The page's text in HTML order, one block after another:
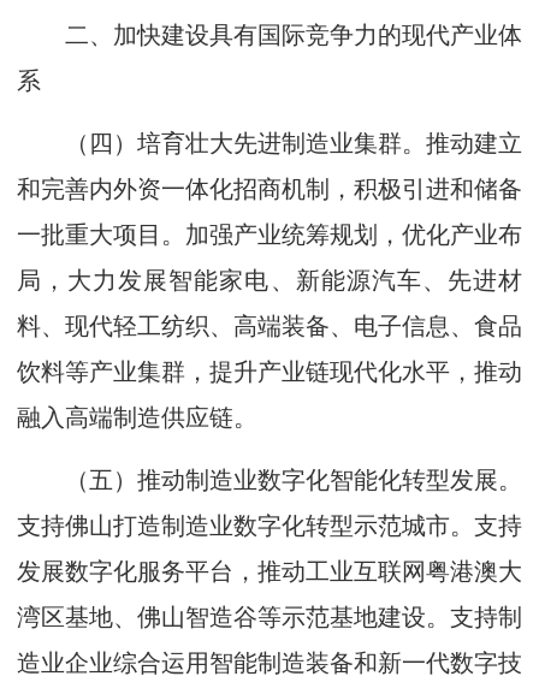
二、加快建设具有国际竞争力的现代产业体
系
（四）培育壮大先进制造业集群。推动建立
和完善内外资一体化招商机制，积极引进和储备
一批重大项目。加强产业统筹规划，优化产业布
局，大力发展智能家电、新能源汽车、先进材
料、现代轻工纺织、高端装备、电子信息、食品
饮料等产业集群，提升产业链现代化水平，推动
融入高端制造供应链。
（五）推动制造业数字化智能化转型发展。
支持佛山打造制造业数字化转型示范城市。支持
发展数字化服务平台，推动工业互联网粤港澳大
湾区基地、佛山智造谷等示范基地建设。支持制
造业企业综合运用智能制造装备和新一代数字技